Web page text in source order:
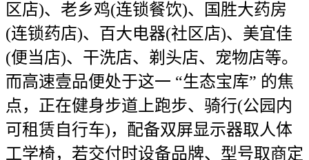
区店)、老乡鸡(连锁餐饮)、国胜大药房
(连锁药店)、百大电器(社区店)、美宜佳
(便当店)、干洗店、剃头店、宠物店等。
而高速壹品便处于这一 “生态宝库” 的焦
点，正在健身步道上跑步、骑行(公园内
可租赁自行车)，配备双屏显示器取人体
工学椅，若交付时设备品牌、型号取商定